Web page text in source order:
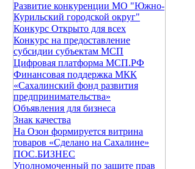
Развитие конкуренции МО "Южно-
Курильский городской округ"
Конкурс Открыто для всех
Конкурс на предоставление
субсидии субъектам МСП
Цифровая платформа МСП.РФ
Финансовая поддержка МКК
«Сахалинский фонд развития
предпринимательства»
Объявления для бизнеса
Знак качества
На Oзон формируется витрина
товаров «Сделано на Сахалине»
ПОС.БИЗНЕС
Уполномоченный по защите прав